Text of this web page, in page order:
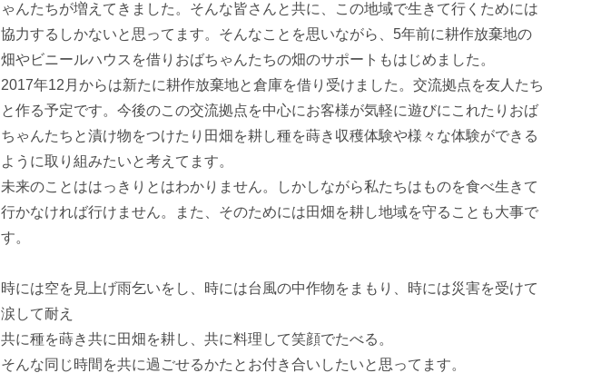
ゃんたちが増えてきました。そんな皆さんと共に、この地域で生きて行くためには
協力するしかないと思ってます。そんなことを思いながら、5年前に耕作放棄地の
畑やビニールハウスを借りおばちゃんたちの畑のサポートもはじめました。
2017年12月からは新たに耕作放棄地と倉庫を借り受けました。交流拠点を友人たち
と作る予定です。今後のこの交流拠点を中心にお客様が気軽に遊びにこれたりおば
ちゃんたちと漬け物をつけたり田畑を耕し種を蒔き収穫体験や様々な体験ができる
ように取り組みたいと考えてます。
未来のことははっきりとはわかりません。しかしながら私たちはものを食べ生きて
行かなければ行けません。また、そのためには田畑を耕し地域を守ることも大事で
す。
時には空を見上げ雨乞いをし、時には台風の中作物をまもり、時には災害を受けて
涙して耐え
共に種を蒔き共に田畑を耕し、共に料理して笑顔でたべる。
そんな同じ時間を共に過ごせるかたとお付き合いしたいと思ってます。